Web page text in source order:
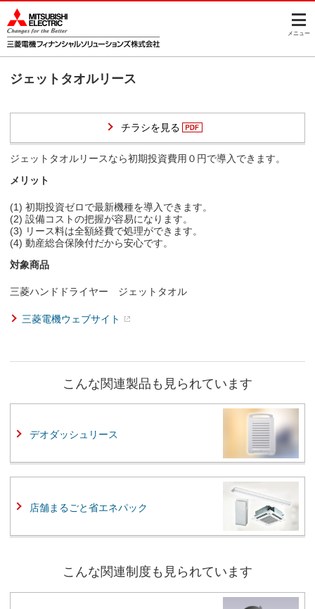
メニュー
ジェットタオルリース
チラシを見る
ジェットタオルリースなら初期投資費用０円で導入できます。
メリット
(1) 初期投資ゼロで最新機種を導入できます。
(2) 設備コストの把握が容易になります。
(3) リース料は全額経費で処理ができます。
(4) 動産総合保険付だから安心です。
対象商品
三菱ハンドドライヤー ジェットタオル
三菱電機ウェブサイト
こんな関連製品も見られています
デオダッシュリース
店舗まるごと省エネパック
こんな関連制度も見られています